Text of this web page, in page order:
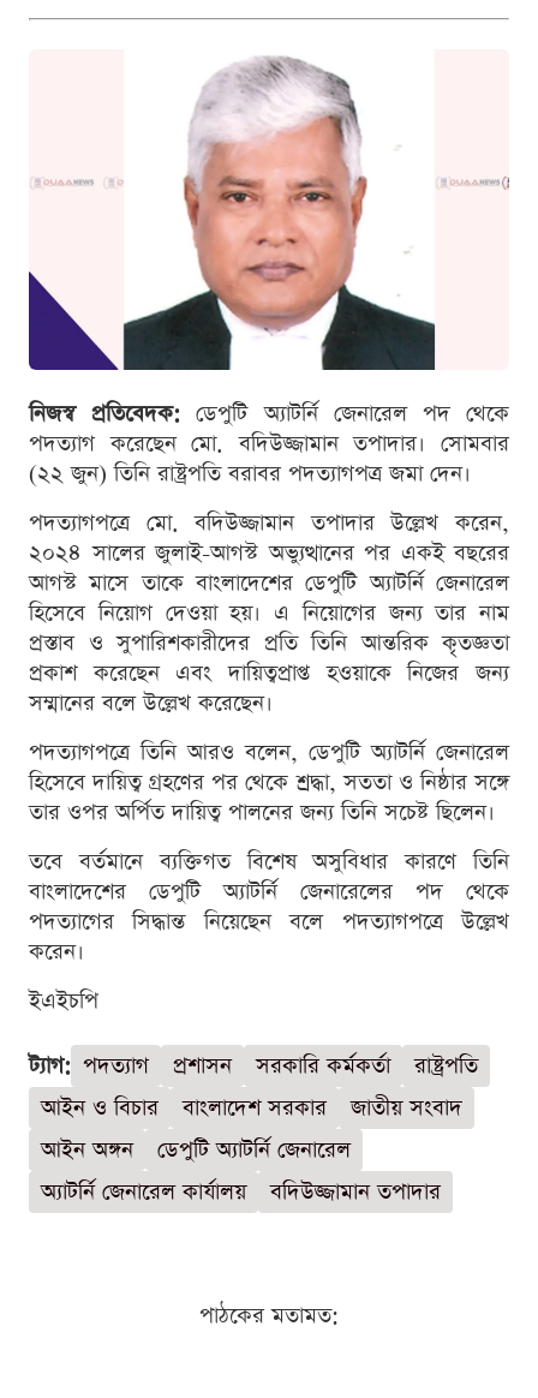
নিজস্ব প্রতিবেদক: ডেপুটি অ্যাটর্নি জেনারেল পদ থেকে
পদত্যাগ করেছেন মো. বদিউজ্জামান তপাদার। সোমবার
(২২ জুন) তিনি রাষ্ট্রপতি বরাবর পদত্যাগপত্র জমা দেন।
পদত্যাগপত্রে মো. বদিউজ্জামান তপাদার উল্লেখ করেন,
২০২৪ সালের জুলাই-আগস্ট অভ্যুত্থানের পর একই বছরের
আগস্ট মাসে তাকে বাংলাদেশের ডেপুটি অ্যাটর্নি জেনারেল
হিসেবে নিয়োগ দেওয়া হয়। এ নিয়োগের জন্য তার নাম
প্রস্তাব ও সুপারিশকারীদের প্রতি তিনি আন্তরিক কৃতজ্ঞতা
প্রকাশ করেছেন এবং দায়িত্বপ্রাপ্ত হওয়াকে নিজের জন্য
সম্মানের বলে উল্লেখ করেছেন।
পদত্যাগপত্রে তিনি আরও বলেন, ডেপুটি অ্যাটর্নি জেনারেল
হিসেবে দায়িত্ব গ্রহণের পর থেকে শ্রদ্ধা, সততা ও নিষ্ঠার সঙ্গে
তার ওপর অর্পিত দায়িত্ব পালনের জন্য তিনি সচেষ্ট ছিলেন।
তবে বর্তমানে ব্যক্তিগত বিশেষ অসুবিধার কারণে তিনি
বাংলাদেশের ডেপুটি অ্যাটর্নি জেনারেলের পদ থেকে
পদত্যাগের সিদ্ধান্ত নিয়েছেন বলে পদত্যাগপত্রে উল্লেখ
করেন।
ইএইচপি
ট্যাগ: পদত্যাগ প্রশাসন সরকারি কর্মকর্তা
রাষ্ট্রপতি
আইন ও বিচার
বাংলাদেশ সরকার
জাতীয় সংবাদ
আইন অঙ্গন
ডেপুটি অ্যাটর্নি জেনারেল
অ্যাটর্নি জেনারেল কার্যালয়
বদিউজ্জামান তপাদার
পাঠকের মতামত: